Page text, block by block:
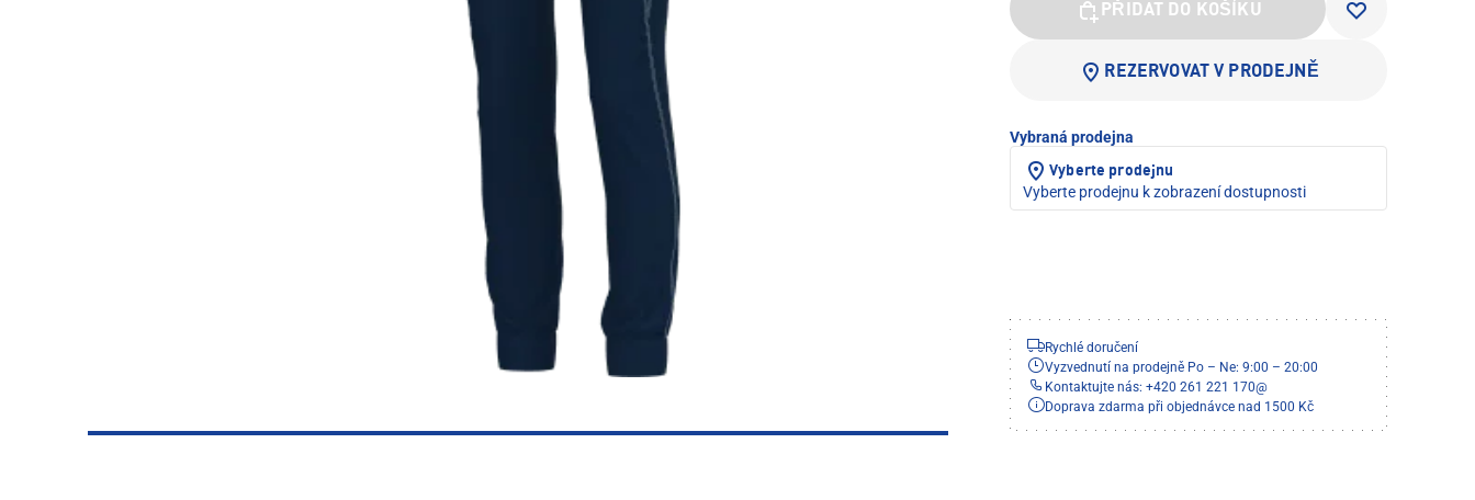
PŘIDAT DO KOŠÍKU
REZERVOVAT V PRODEJNĚ
Vybraná prodejna
Vyberte prodejnu
Vyberte prodejnu k zobrazení dostupnosti
Rychlé doručení
Vyzvednutí na prodejně Po – Ne: 9:00 – 20:00
Kontaktujte nás: +420 261 221 170@
Doprava zdarma při objednávce nad 1500 Kč